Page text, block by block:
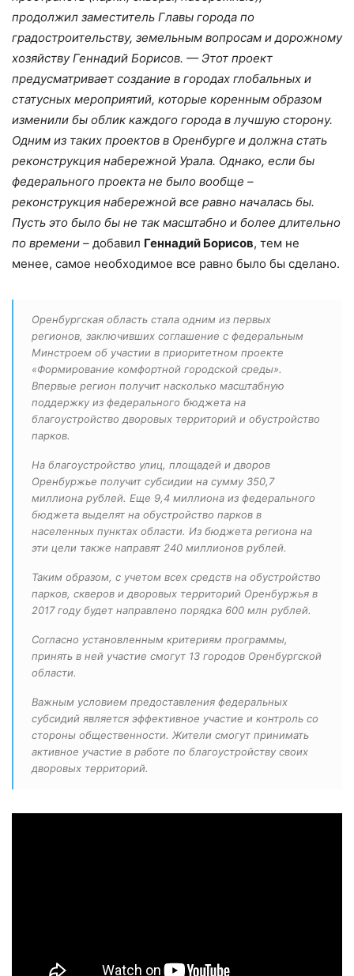
продолжил заместитель Главы города по
градостроительству, земельным вопросам и дорожному
хозяйству Геннадий Борисов. — Этот проект
предусматривает создание в городах глобальных и
статусных мероприятий, которые коренным образом
изменили бы облик каждого города в лучшую сторону.
Одним из таких проектов в Оренбурге и должна стать
реконструкция набережной Урала. Однако, если бы
федерального проекта не было вообще –
реконструкция набережной все равно началась бы.
Пусть это было бы не так масштабно и более длительно
по времени – добавил Геннадий Борисов, тем не
менее, самое необходимое все равно было бы сделано.
Оренбургская область стала одним из первых
регионов, заключивших соглашение с федеральным
Минстроем об участии в приоритетном проекте
«Формирование комфортной городской среды».
Впервые регион получит насколько масштабную
поддержку из федерального бюджета на
благоустройство дворовых территорий и обустройство
парков.
На благоустройство улиц, площадей и дворов
Оренбуржье получит субсидии на сумму 350,7
миллиона рублей. Еще 9,4 миллиона из федерального
бюджета выделят на обустройство парков в
населенных пунктах области. Из бюджета региона на
эти цели также направят 240 миллионов рублей.
Таким образом, с учетом всех средств на обустройство
парков, скверов и дворовых территорий Оренбуржья в
2017 году будет направлено порядка 600 млн рублей.
Согласно установленным критериям программы,
принять в ней участие смогут 13 городов Оренбургской
области.
Важным условием предоставления федеральных
субсидий является эффективное участие и контроль со
стороны общественности. Жители смогут принимать
активное участие в работе по благоустройству своих
дворовых территорий.